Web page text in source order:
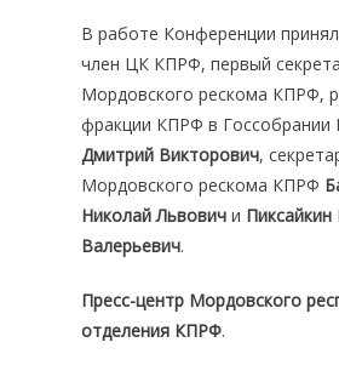
В работе Конференции
член ЦК КПРФ, первый
Мордовского рескома КПРФ,
фракции КПРФ в Госсобрании
Дмитрий Викторович,
Мордовского рескома КПРФ
Николай Львович и
Валерьевич.
Пресс-центр Мордовского
отделения КПРФ.